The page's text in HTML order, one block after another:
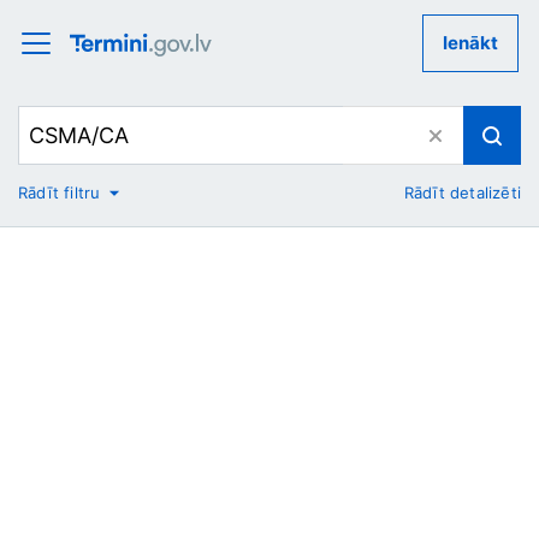
Ienākt
No
Rādīt filtru Rādīt detalizēti